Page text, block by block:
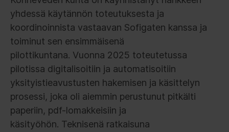
yhdessä käytännön toteutuksesta ja
koordinoinnista vastaavan Sofigaten kanssa ja
toiminut sen ensimmäisenä
pilottikuntana. Vuonna 2025 toteutetussa
pilotissa digitalisoitiin ja automatisoitiin
yksityistieavustusten hakemisen ja käsittelyn
prosessi, joka oli aiemmin perustunut pitkälti
paperiin, pdf-lomakkeisiin ja
käsityöhön. Teknisenä ratkaisuna